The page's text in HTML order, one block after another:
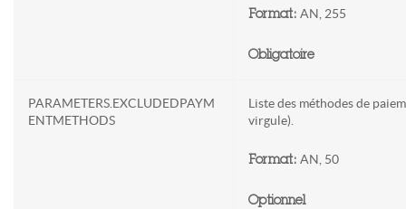
Format: AN, 255
Obligatoire
PARAMETERS.EXCLUDEDPAYM
ENTMETHODS
Liste des méthodes de
virgule).
Format: AN, 50
Optionnel